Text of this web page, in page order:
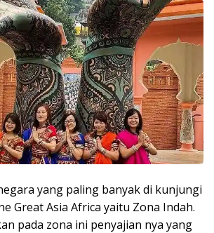
yang paling banyak di kunjungi
Great Asia Africa yaitu Zona Indah.
pada zona ini penyajian nya yang